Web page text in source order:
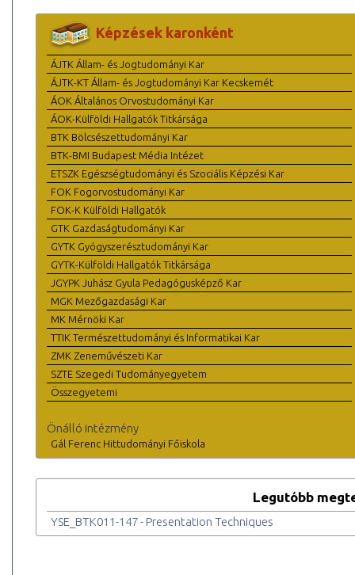
Képzések karonként
ÁJTK Állam- és Jogtudományi Kar
ÁJTK-KT Állam- és Jogtudományi Kar Kecskemét
ÁOK Általános Orvostudományi Kar
ÁOK-Külföldi Hallgatók Titkársága
BTK Bölcsészettudományi Kar
BTK-BMI Budapest Média Intézet
ETSZK Egészségtudományi és Szociális Képzési Kar
FOK Fogorvostudományi Kar
FOK-K Külföldi Hallgatók
GTK Gazdaságtudományi Kar
GYTK Gyógyszerésztudományi Kar
GYTK-Külföldi Hallgatók Titkársága
JGYPK Juhász Gyula Pedagógusképző Kar
MGK Mezőgazdasági Kar
MK Mérnöki Kar
TTIK Természettudományi és Informatikai Kar
ZMK Zeneművészeti Kar
SZTE Szegedi Tudományegyetem
Összegyetemi
Önálló intézmény
Gál Ferenc Hittudományi Főiskola
Legutóbb
YSE_BTK011-147 - Presentation Techniques